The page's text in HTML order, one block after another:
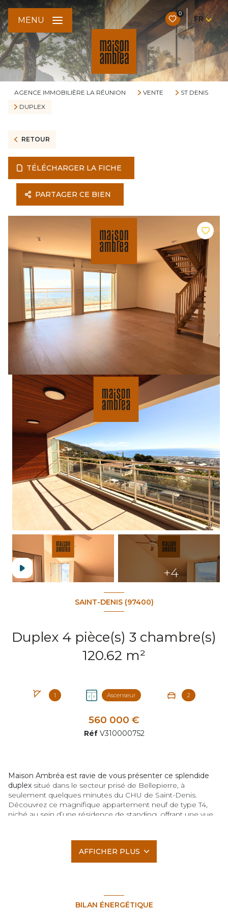
0
FR
MENU
AGENCE IMMOBILIÈRE LA RÉUNION VENTE
ST DENIS
DUPLEX
RETOUR
TÉLÉCHARGER LA FICHE
PARTAGER CE BIEN
+4
SAINT-DENIS (97400)
Duplex 4 pièce(s) 3 chambre(s)
120.62 m²
1 Ascenseur 2
560 000 €
Réf V310000752
Maison Ambréa est ravie de vous présenter ce splendide
duplex situé dans le secteur prisé de Bellepierre, à
seulement quelques minutes du CHU de Saint-Denis.
Découvrez ce magnifique appartement neuf de type T4,
niché au sein d’une résidence de standing, offrant une vue
Varangue : 18,37 m²
Terrasse 2 : 5.51 m²
Frais d'acquisition **11 600,00 €
AFFICHER PLUS
BILAN ÉNERGÉTIQUE